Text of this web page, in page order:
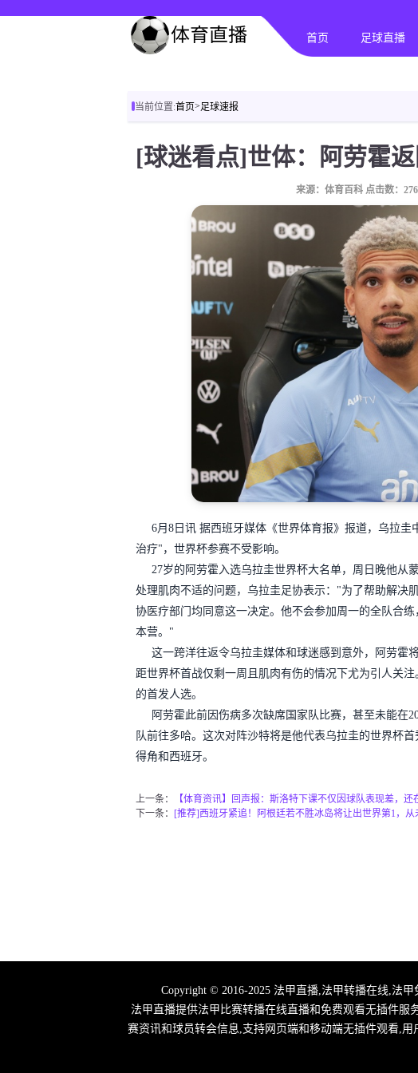
首页 足球直播
当前位置:首页>足球速报
来源：体育百科 点击数：
6月8日讯 据西班牙媒体《世界体育报》报道，乌拉
治疗"，世界杯参赛不受影响。
27岁的阿劳霍入选乌拉圭世界杯大名单，周日晚他从
处理肌肉不适的问题，乌拉圭足协表示："为了帮助解决
协医疗部门均同意这一决定。他不会参加周一的全队合
本营。"
这一跨洋往返令乌拉圭媒体和球迷感到意外，阿劳霍
距世界杯首战仅剩一周且肌肉有伤的情况下尤为引人关
的首发人选。
阿劳霍此前因伤病多次缺席国家队比赛，甚至未能在
队前往多哈。这次对阵沙特将是他代表乌拉圭的世界杯
得角和西班牙。
上一条：
【体育资讯】回声报：斯洛特下课不仅因球队表现差，还
下一条： [推荐]西班牙紧追！阿根廷若不胜冰岛将让出世界第1，从
Copyright © 2016-2025 法甲直播,法甲转播在线,法
法甲直播提供法甲比赛转播在线直播和免费观看无插件
赛资讯和球员转会信息,支持网页端和移动端无插件观看,